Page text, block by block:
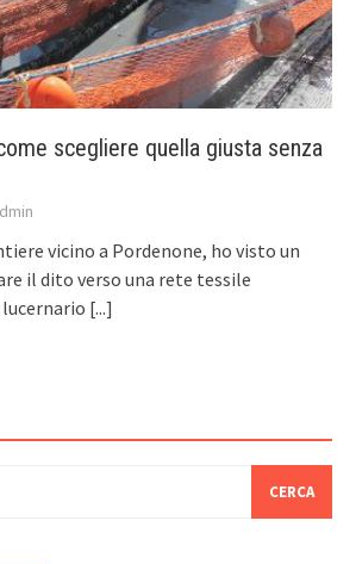
scegliere quella giusta senza
vicino a Pordenone, ho visto un
il dito verso una rete tessile
[...]